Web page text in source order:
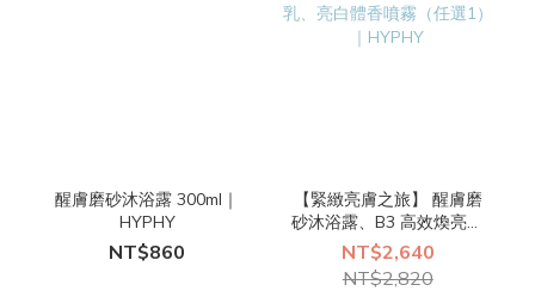
醒膚磨砂沐浴露 300ml｜
HYPHY
NT$860
【緊緻亮膚之旅】 醒膚磨
砂沐浴露、B3 高效煥亮身
體乳、亮白體香噴霧（任
選1）｜HYPHY
NT$2,640
NT$2,820